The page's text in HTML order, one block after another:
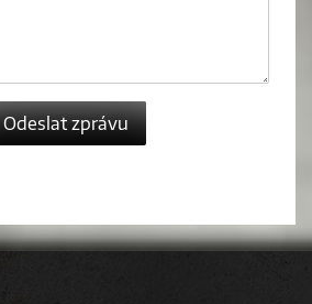
Odeslat zprávu